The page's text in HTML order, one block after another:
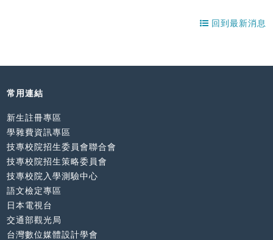
回到最新消息
常用連結
新生註冊專區
學雜費資訊專區
技專校院招生委員會聯合會
技專校院招生策略委員會
技專校院入學測驗中心
語文檢定專區
日本電視台
交通部觀光局
台灣數位媒體設計學會